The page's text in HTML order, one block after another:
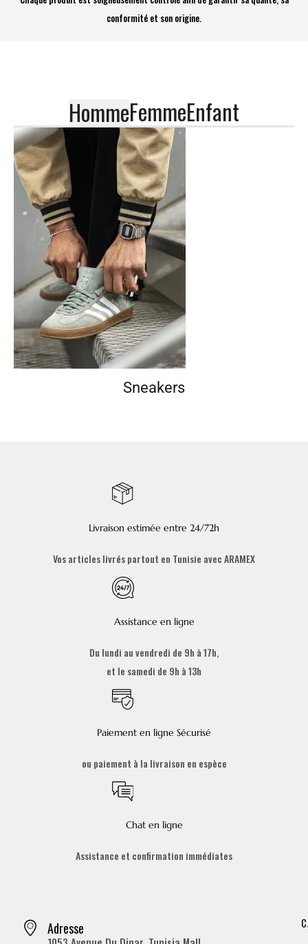
conformité et son origine.
HommeFemmeEnfant
Sneakers
Livraison estimée entre 24/72h
Vos articles livrés partout en Tunisie avec ARAMEX
Assistance en ligne
Du lundi au vendredi de 9h à 17h,
et le samedi de 9h à 13h
Paiement en ligne Sécurisé
ou paiement à la livraison en espèce
Chat en ligne
Assistance et confirmation immédiates
Adresse